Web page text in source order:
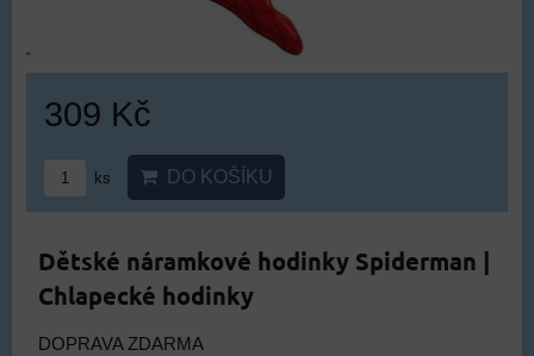
309 Kč
ks DO KOŠÍKU
Dětské náramkové hodinky Spiderman |
Chlapecké hodinky
DOPRAVA ZDARMA